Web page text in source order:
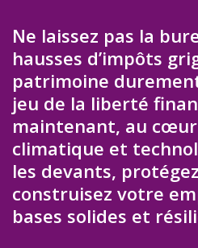
Ne laissez pas la
hausses d’impôts
patrimoine
jeu de la liberté
maintenant, au cœur
climatique et
les devants,
construisez votre
bases solides et